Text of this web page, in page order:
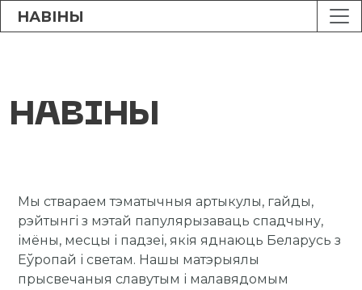
НАВІНЫ
НАВІНЫ
Мы ствараем тэматычныя артыкулы, гайды,
рэйтынгі з мэтай папулярызаваць спадчыну,
імёны, месцы і падзеі, якія яднаюць Беларусь з
Еўропай і светам. Нашы матэрыялы
прысвечаныя славутым і малавядомым